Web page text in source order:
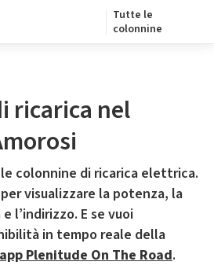
Tutte le
colonnine
ricarica nel
colonnine di ricarica elettrica.
visualizzare la potenza, la
l’indirizzo. E se vuoi
in tempo reale della
Plenitude On The Road.